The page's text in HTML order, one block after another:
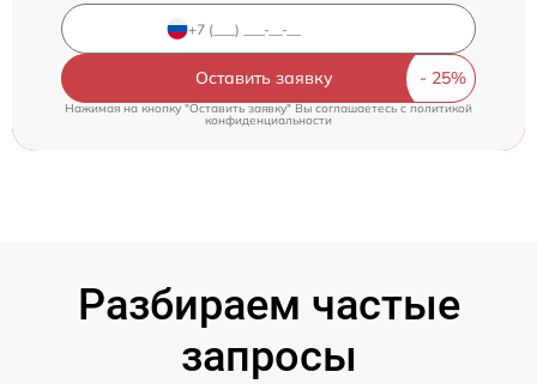
Оставить заявку
Нажимая на кнопку "Оставить заявку" Вы соглашаетесь c политикой
конфиденциальности
Разбираем частые
запросы